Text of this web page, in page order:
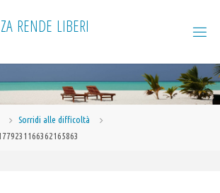
ZA RENDE LIBERI
Sorridi alle difficoltà